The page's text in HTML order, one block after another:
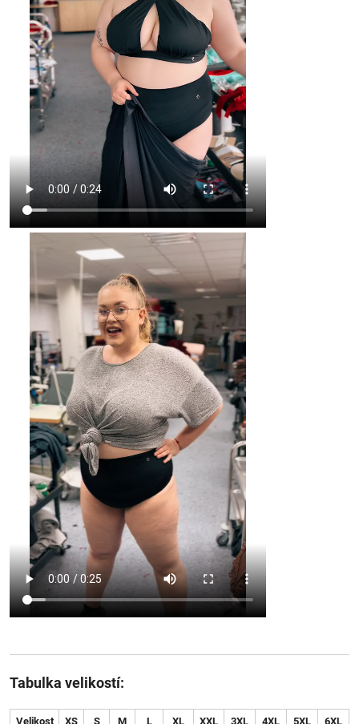
Tabulka velikostí:
Velikost XS S M L XL XXL 3XL 4XL 5XL 6XL